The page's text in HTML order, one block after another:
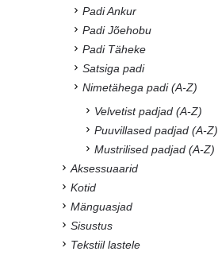
Padi Ankur
Padi Jõehobu
Padi Täheke
Satsiga padi
Nimetähega padi (A-Z)
Velvetist padjad (A-Z)
Puuvillased padjad (A-Z)
Mustrilised padjad (A-Z)
Aksessuaarid
Kotid
Mänguasjad
Sisustus
Tekstiil lastele